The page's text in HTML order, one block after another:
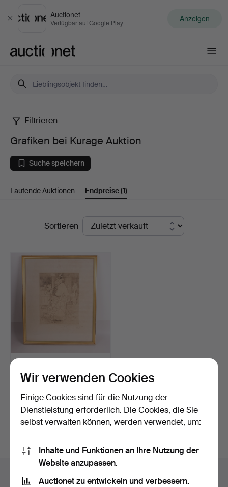
Schließen
Auctionet
Verfügbar auf Google Play Anzeigen
Grafiken
bei
Kurage
Auktion
Filtrieren
Grafiken bei Kurage Auktion
Suche speichern
Laufende Auktionen Endpreise(1)
EndpreiseSortieren
„Lisbeth und das K…
Beendet 16. Jan 2026
7 Gebote
317 USD
Wir verwenden Cookies
Einige Cookies sind für die Nutzung der
Dienstleistung erforderlich. Die Cookies, die Sie
selbst verwalten können, werden verwendet, um:
Inhalte und Funktionen an Ihre Nutzung der
Website anzupassen.
Auctionet zu entwickeln und verbessern.